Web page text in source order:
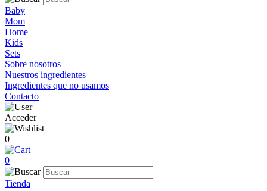
Baby
Mom
Home
Kids
Sets
Sobre nosotros
Nuestros ingredientes
Ingredientes que no usamos
Contacto
Acceder
0
0
Tienda